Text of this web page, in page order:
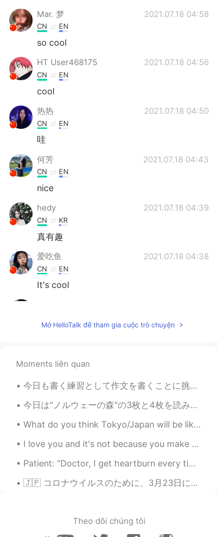
Mar. 梦 2021.07.18 04:58
CN EN
so cool
HT User468175 2021.07.18 04:56
CN EN
cool
热热 2021.07.18 04:50
CN EN
哇
何芳 2021.07.18 04:43
CN EN
nice
hedy 2021.07.18 04:39
CN KR
真有趣
爱吃鱼 2021.07.18 04:38
CN EN
It's cool
CN EN
wow
Shiue 2021.07.18 04:22
Interesting
ミミちゃん 2021.07.18 04:20
KR JPEN
🏎💥💥💥💥💥💥💥💥
Mở HelloTalk để tham gia cuộc trò chuyện
Moments liên quan
今日も書く練習として作文を書くことに挑戦してみました🧚‍♀️よく聞かれる質問なのでもし興味があれば最後まで読んでいただけると嬉しいです😊 「どうして日本が好きなんですか？」という質問を1週間...
今日は"ノルウェーの森"の3枚と4枚を読みました。 そして主人公は新しい友達,Nagasawaに会います。 Nagasawaは賢くて人気も高いけど,彼はすべてのことをゲームに思います。 社会で成...
What do you think Tokyo/Japan will be like in 2030? What will be different 10 years from now and ...
I love you and it's not because you make me happy, not because you make me feel special, nor be...
Patient: “Doctor, I get heartburn every time I eat birthday cake.” Doctor: “Next time, take off t...
🇯🇵 コロナウイルスのために、3月23日にイギリスで外出禁止が始まったから、人々が家にいなければならない。 1日2回以下、ちょっと散歩や大切なものだけの買い物に出かけることは許可されているが、そ...
Theo dõi chúng tôi